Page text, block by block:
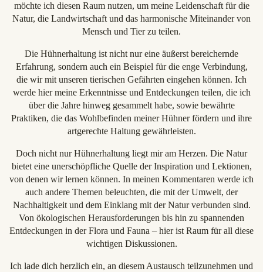
möchte ich diesen Raum nutzen, um meine Leidenschaft für die
Natur, die Landwirtschaft und das harmonische Miteinander von
Mensch und Tier zu teilen.
Die Hühnerhaltung ist nicht nur eine äußerst bereichernde
Erfahrung, sondern auch ein Beispiel für die enge Verbindung,
die wir mit unseren tierischen Gefährten eingehen können. Ich
werde hier meine Erkenntnisse und Entdeckungen teilen, die ich
über die Jahre hinweg gesammelt habe, sowie bewährte
Praktiken, die das Wohlbefinden meiner Hühner fördern und ihre
artgerechte Haltung gewährleisten.
Doch nicht nur Hühnerhaltung liegt mir am Herzen. Die Natur
bietet eine unerschöpfliche Quelle der Inspiration und Lektionen,
von denen wir lernen können. In meinen Kommentaren werde ich
auch andere Themen beleuchten, die mit der Umwelt, der
Nachhaltigkeit und dem Einklang mit der Natur verbunden sind.
Von ökologischen Herausforderungen bis hin zu spannenden
Entdeckungen in der Flora und Fauna – hier ist Raum für all diese
wichtigen Diskussionen.
Ich lade dich herzlich ein, an diesem Austausch teilzunehmen und